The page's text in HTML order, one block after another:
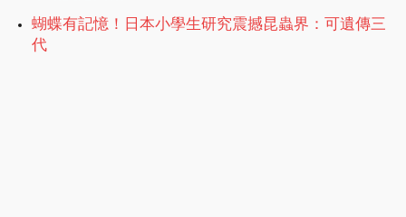
蝴蝶有記憶！日本小學生研究震撼昆蟲界：可遺傳三
代